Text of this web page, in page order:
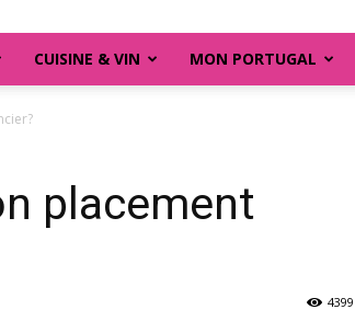
CUISINE & VIN MON PORTUGAL
placement
4399